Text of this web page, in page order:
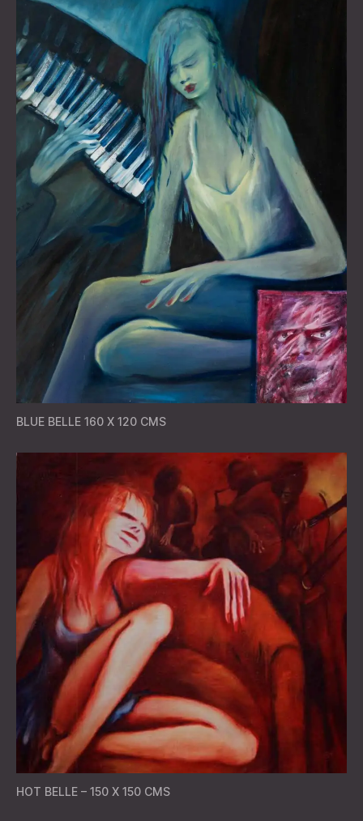
BLUE BELLE 160 X 120 CMS
HOT BELLE – 150 X 150 CMS